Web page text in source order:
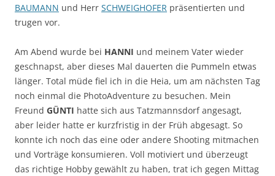
BAUMANN und Herr SCHWEIGHOFER präsentierten und
trugen vor.
Am Abend wurde bei HANNI und meinem Vater wieder
geschnapst, aber dieses Mal dauerten die Pummeln etwas
länger. Total müde fiel ich in die Heia, um am nächsten Tag
noch einmal die PhotoAdventure zu besuchen. Mein
Freund GÜNTI hatte sich aus Tatzmannsdorf angesagt,
aber leider hatte er kurzfristig in der Früh abgesagt. So
konnte ich noch das eine oder andere Shooting mitmachen
und Vorträge konsumieren. Voll motiviert und überzeugt
das richtige Hobby gewählt zu haben, trat ich gegen Mittag